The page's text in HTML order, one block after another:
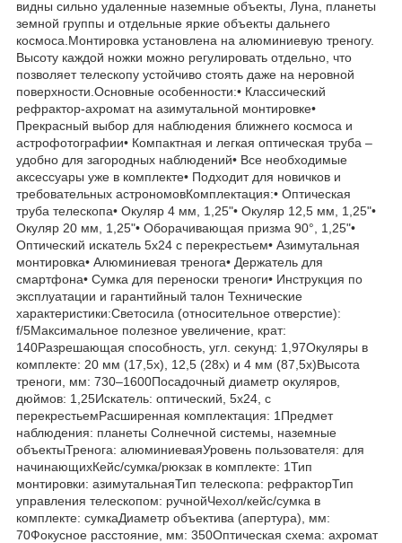
видны сильно удаленные наземные объекты, Луна, планеты
земной группы и отдельные яркие объекты дальнего
космоса.Монтировка установлена на алюминиевую треногу.
Высоту каждой ножки можно регулировать отдельно, что
позволяет телескопу устойчиво стоять даже на неровной
поверхности.Основные особенности:• Классический
рефрактор-ахромат на азимутальной монтировке•
Прекрасный выбор для наблюдения ближнего космоса и
астрофотографии• Компактная и легкая оптическая труба –
удобно для загородных наблюдений• Все необходимые
аксессуары уже в комплекте• Подходит для новичков и
требовательных астрономовКомплектация:• Оптическая
труба телескопа• Окуляр 4 мм, 1,25"• Окуляр 12,5 мм, 1,25"•
Окуляр 20 мм, 1,25"• Оборачивающая призма 90°, 1,25"•
Оптический искатель 5х24 с перекрестьем• Азимутальная
монтировка• Алюминиевая тренога• Держатель для
смартфона• Сумка для переноски треноги• Инструкция по
эксплуатации и гарантийный талон Технические
характеристики:Светосила (относительное отверстие):
f/5Максимальное полезное увеличение, крат:
140Разрешающая способность, угл. секунд: 1,97Окуляры в
комплекте: 20 мм (17,5х), 12,5 (28х) и 4 мм (87,5х)Высота
треноги, мм: 730–1600Посадочный диаметр окуляров,
дюймов: 1,25Искатель: оптический, 5x24, с
перекрестьемРасширенная комплектация: 1Предмет
наблюдения: планеты Солнечной системы, наземные
объектыТренога: алюминиеваяУровень пользователя: для
начинающихКейс/сумка/рюкзак в комплекте: 1Тип
монтировки: азимутальнаяТип телескопа: рефракторТип
управления телескопом: ручнойЧехол/кейс/сумка в
комплекте: сумкаДиаметр объектива (апертура), мм:
70Фокусное расстояние, мм: 350Оптическая схема: ахромат